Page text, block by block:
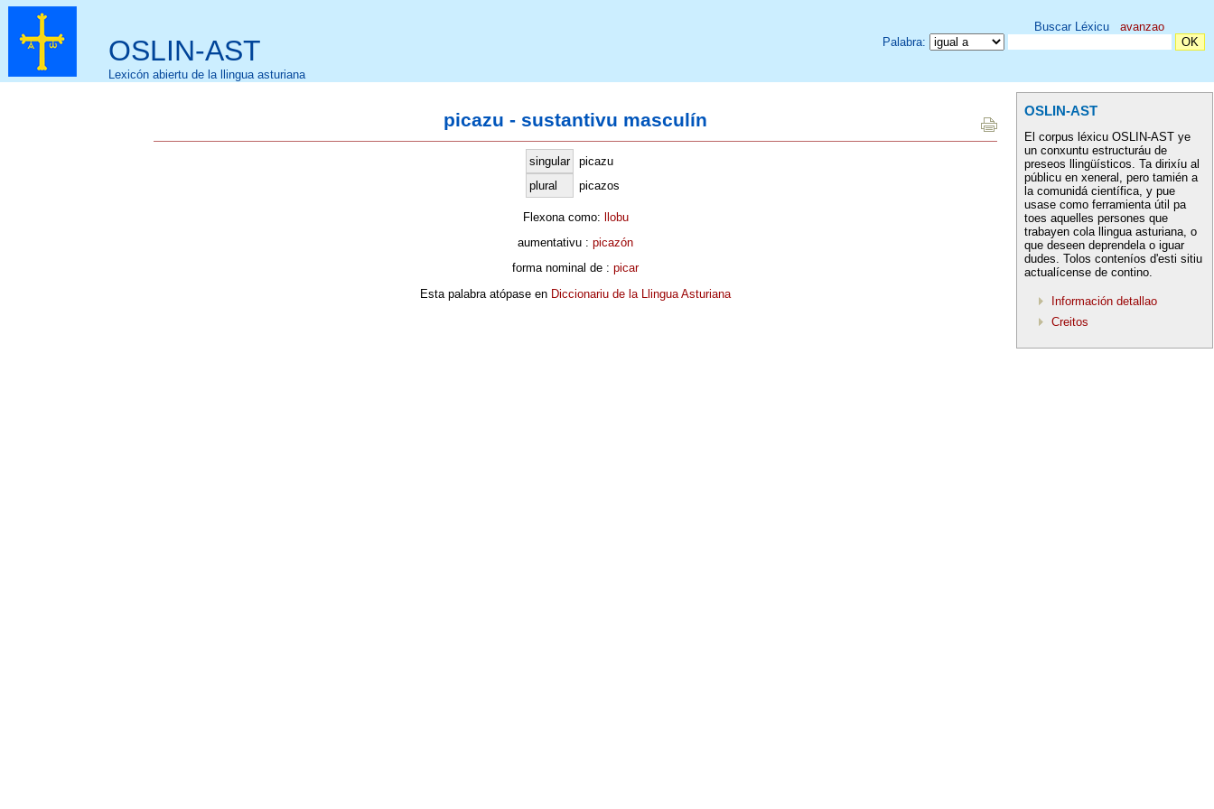
OSLIN-AST
Lexicón abiertu de la llingua asturiana
Buscar Léxicu avanzao
Palabra:
picazu - sustantivu masculín
singular
picazu
plural
picazos
Flexona como: llobu
aumentativu : picazón
forma nominal de : picar
Esta palabra atópase en Diccionariu de la Llingua Asturiana
OSLIN-AST
El corpus léxicu OSLIN-AST ye
un conxuntu estructuráu de
preseos llingüísticos. Ta dirixíu al
públicu en xeneral, pero tamién a
la comunidá científica, y pue
usase como ferramienta útil pa
toes aquelles persones que
trabayen cola llingua asturiana, o
que deseen deprendela o iguar
dudes. Tolos conteníos d'esti sitiu
actualícense de contino.
Información detallao
Creitos